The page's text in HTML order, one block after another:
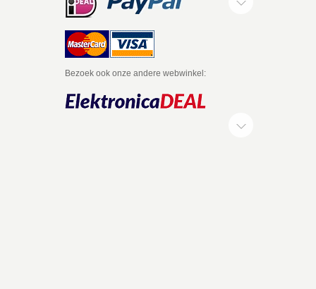
Bezoek ook onze andere webwinkel: